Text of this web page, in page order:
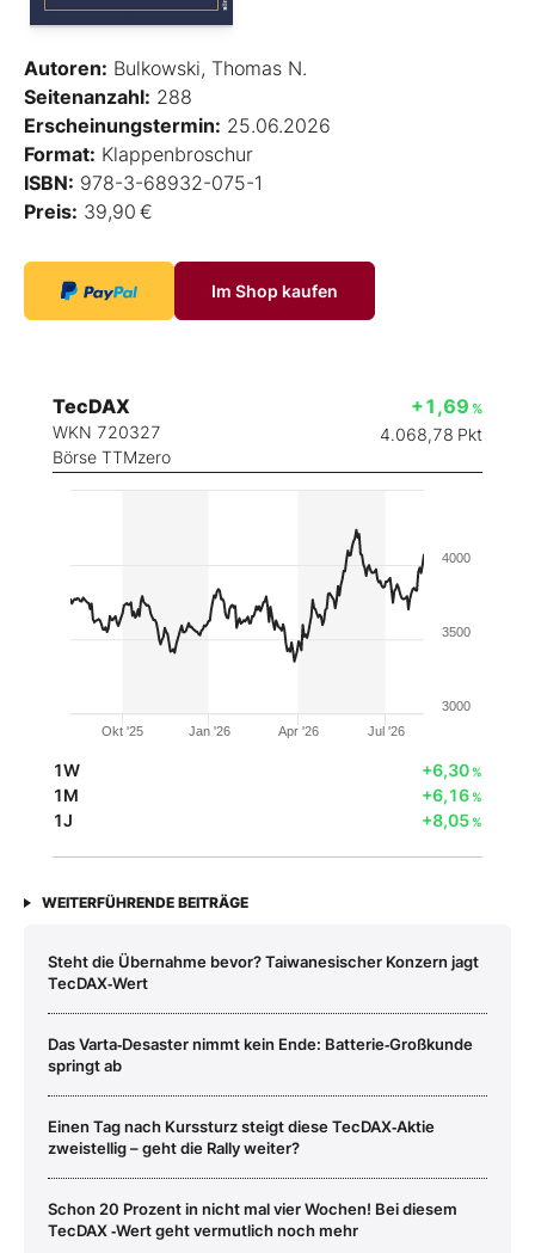
Autoren: Bulkowski, Thomas N.
Seitenanzahl: 288
Erscheinungstermin: 25.06.2026
Format: Klappenbroschur
ISBN: 978-3-68932-075-1
Preis: 39,90 €
Im Shop kaufen
TecDAX
WKN 720327
Börse TTMzero
+1,69 %
4.068,78 Pkt
Okt '25 Jan '26 Apr '26 Jul '26
3000
3500
4000
1W +6,30%
1M +6,16%
1J +8,05%
WEITERFÜHRENDE BEITRÄGE
Steht die Übernahme bevor? Taiwanesischer Konzern jagt
TecDAX‑Wert
Das Varta‑Desaster nimmt kein Ende: Batterie‑Großkunde
springt ab
Einen Tag nach Kurssturz steigt diese TecDAX‑Aktie
zweistellig – geht die Rally weiter?
Schon 20 Prozent in nicht mal vier Wochen! Bei diesem
TecDAX ‑Wert geht vermutlich noch mehr